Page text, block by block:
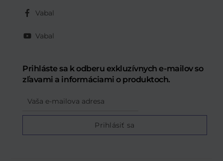
Vabal
Vabal
Prihláste sa k odberu exkluzívnych e-mailov so
zľavami a informáciami o produktoch.
Email
Prihlásiť sa